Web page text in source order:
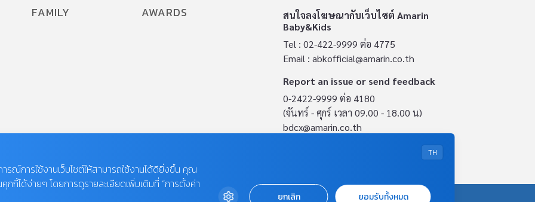
FAMILY
AWARDS
สนใจลงโฆษณากับเว็บไซต์ Amarin
Baby&Kids
Tel : 02-422-9999 ต่อ 4775
Email : abkofficial@amarin.co.th
Report an issue or send feedback
0-2422-9999 ต่อ 4180
(จันทร์ - ศุกร์ เวลา 09.00 - 18.00 น)
bdcx@amarin.co.th
TH
รณ์การใช้งานเว็บไซต์ให้สามารถใช้งานได้ดียิ่งขึ้น คุณ
กี้ได้ง่ายๆ โดยการดูรายละเอียดเพิ่มเติมที่ “การตั้งค่า
ยกเลิก ยอมรับทั้งหมด